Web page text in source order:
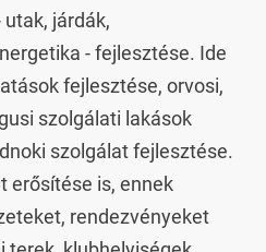
járdák,
- fejlesztése. Ide
fejlesztése, orvosi,
szolgálati lakások
szolgálat fejlesztése.
erősítése is, ennek
rendezvényeket